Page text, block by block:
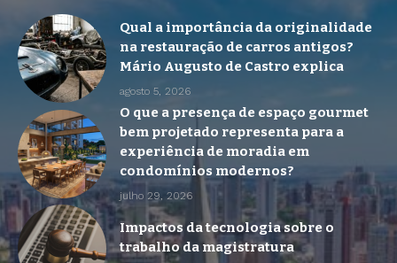
Qual a importância da originalidade
na restauração de carros antigos?
Mário Augusto de Castro explica
agosto 5, 2026
O que a presença de espaço gourmet
bem projetado representa para a
experiência de moradia em
condomínios modernos?
julho 29, 2026
Impactos da tecnologia sobre o
trabalho da magistratura